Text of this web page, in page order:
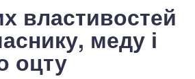
властивостей
меду і
оцту